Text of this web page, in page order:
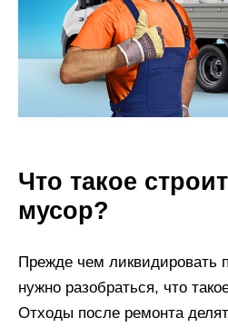
Что такое
мусор?
Прежде чем ликвидировать
нужно разобраться, что
Отходы после ремонта